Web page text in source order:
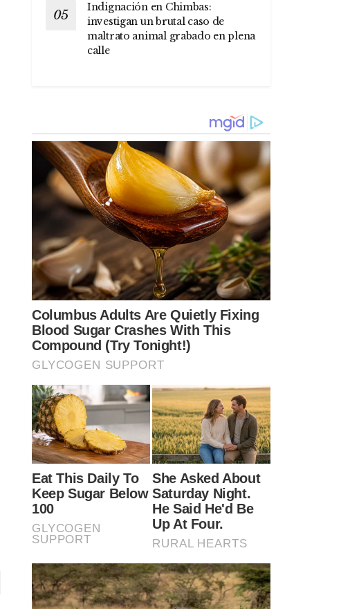
Indignación en Chimbas:
investigan un brutal caso de
maltrato animal grabado en plena
calle